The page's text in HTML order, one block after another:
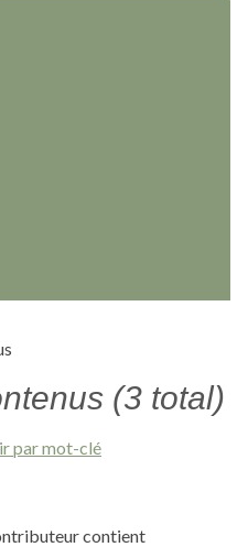
(3 total)
par mot-clé
contient